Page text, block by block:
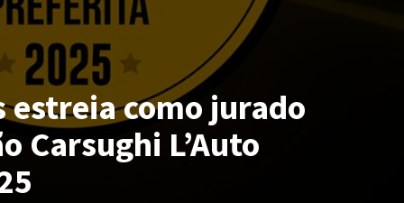
estreia como jurado
Carsughi L’Auto